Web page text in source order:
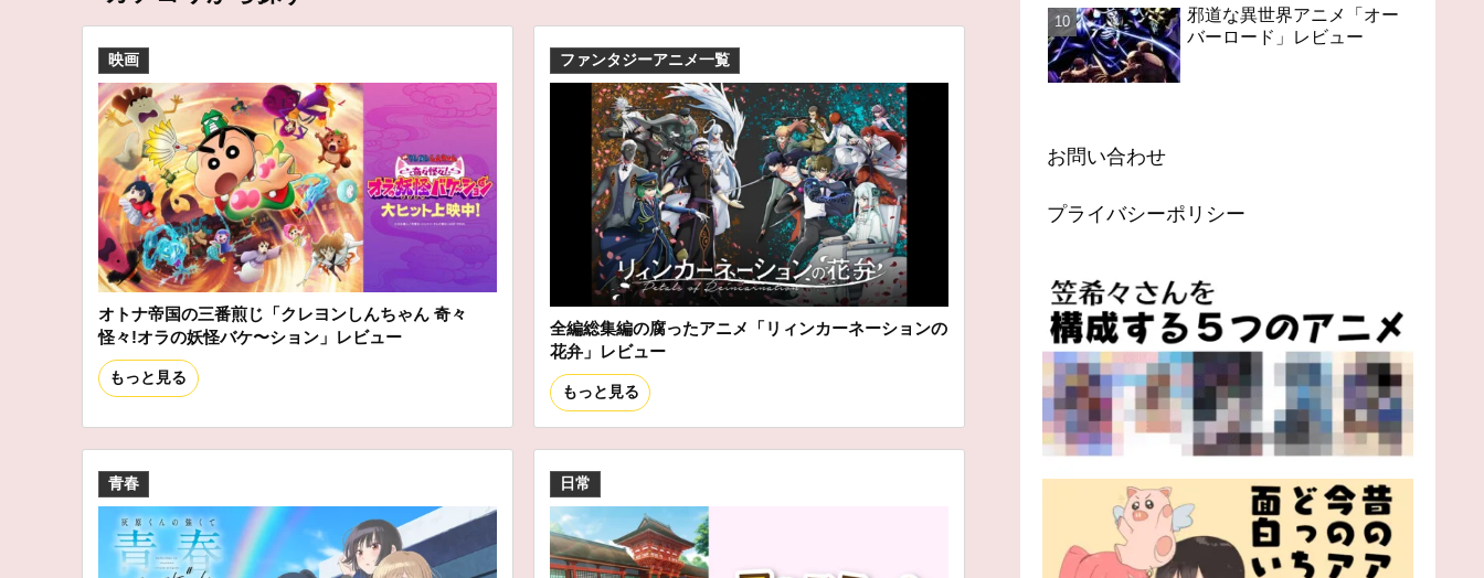
映画
オトナ帝国の三番煎じ「クレヨンしんちゃん 奇々
怪々!オラの妖怪バケ〜ション」レビュー
もっと見る
ファンタジーアニメ一覧
全編総集編の腐ったアニメ「リィンカーネーションの
花弁」レビュー
もっと見る
青春 日常
邪道な異世界アニメ「オー
バーロード」レビュー
お問い合わせ
プライバシーポリシー